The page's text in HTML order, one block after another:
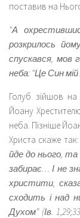
поставив на
“А
розкрилось
спускався, мов
неба: “Це Син
Голуб зійшов
Йоану
неба. Пізніше
Христа скаже так:
йде до нього, та
забирає… І не
христити,
сходить і над
Духом” (Ів.